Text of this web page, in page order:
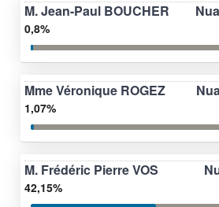
M. Jean-Paul BOUCHER
0,8%
Mme Véronique ROGEZ
1,07%
M. Frédéric Pierre VOS
42,15%